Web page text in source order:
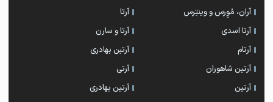
آران، مُوِرس و وینتِرس
آرتا
آرتا اسدی
آرتا و سارن
آرتام
آرتبن بهادری
آرتين شاهوران
آرتی
آرتین
آرتین بهادری